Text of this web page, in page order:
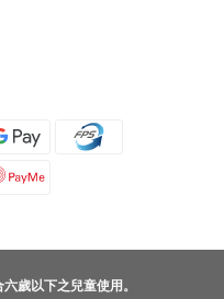
歲以下之兒童使用。